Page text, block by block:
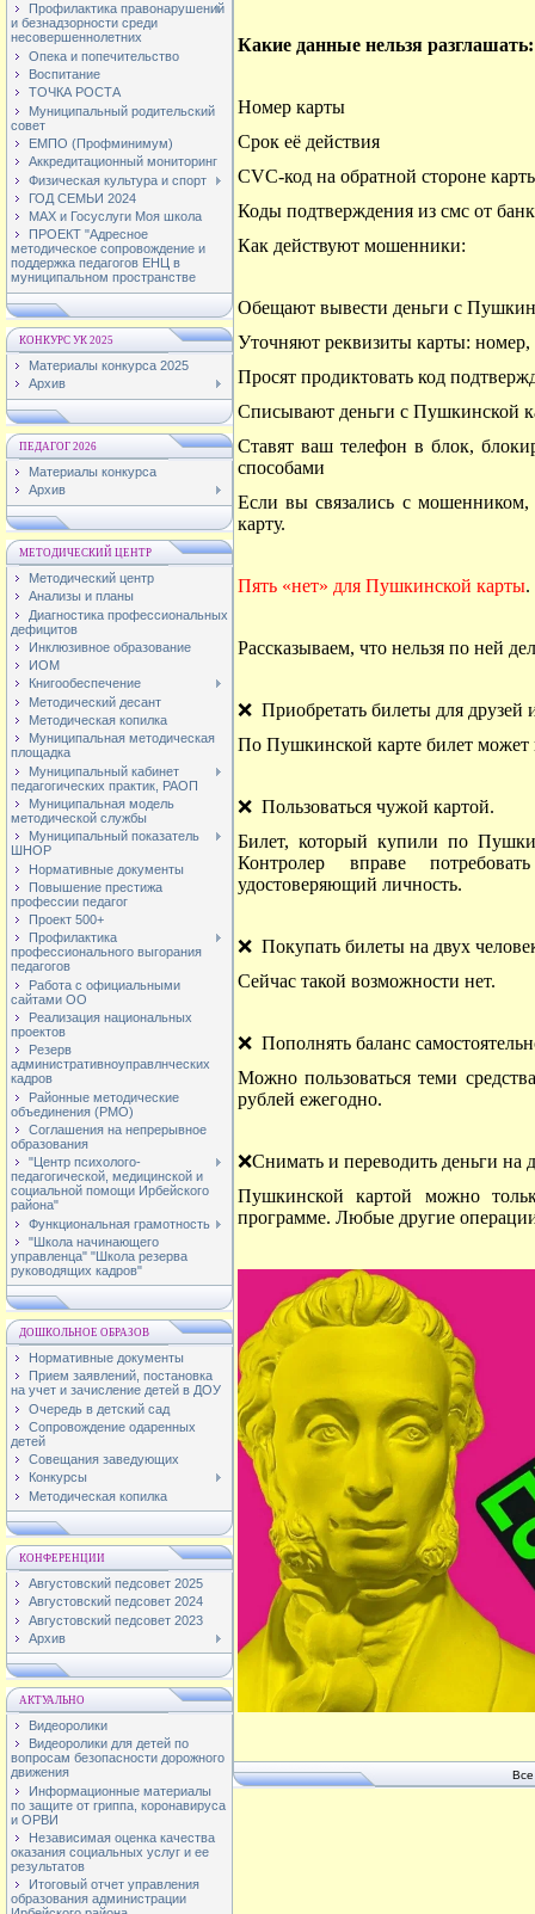
Профилактика правонарушений
и безнадзорности среди
несовершеннолетних
Опека и попечительство
Воспитание
ТОЧКА РОСТА
Муниципальный родительский
совет
ЕМПО (Профминимум)
Аккредитационный мониторинг
Физическая культура и спорт
ГОД СЕМЬИ 2024
МАХ и Госуслуги Моя школа
ПРОЕКТ "Адресное
методическое сопровождение и
поддержка педагогов ЕНЦ в
муниципальном пространстве
КОНКУРС УК 2025
Материалы конкурса 2025
Архив
ПЕДАГОГ 2026
Материалы конкурса
Архив
МЕТОДИЧЕСКИЙ ЦЕНТР
Методический центр
Анализы и планы
Диагностика профессиональных
дефицитов
Инклюзивное образование
ИОМ
Книгообеспечение
Методический десант
Методическая копилка
Муниципальная методическая
площадка
Муниципальный кабинет
педагогических практик, РАОП
Муниципальная модель
методической службы
Муниципальный показатель
ШНОР
Нормативные документы
Повышение престижа
профессии педагог
Проект 500+
Профилактика
профессионального выгорания
педагогов
Работа с официальными
сайтами ОО
Реализация национальных
проектов
Резерв
административноуправлнческих
кадров
Районные методические
объединения (РМО)
Соглашения на непрерывное
образования
"Центр психолого-
педагогической, медицинской и
социальной помощи Ирбейского
района"
Функциональная грамотность
"Школа начинающего
управленца" "Школа резерва
руководящих кадров"
ДОШКОЛЬНОЕ ОБРАЗОВ
Нормативные документы
Прием заявлений, постановка
на учет и зачисление детей в ДОУ
Очередь в детский сад
Сопровождение одаренных
детей
Совещания заведующих
Конкурсы
Методическая копилка
КОНФЕРЕНЦИИ
Августовский педсовет 2025
Августовский педсовет 2024
Августовский педсовет 2023
Архив
АКТУАЛЬНО
Видеоролики
Видеоролики для детей по
вопросам безопасности дорожного
движения
Информационные материалы
по защите от гриппа, коронавируса
и ОРВИ
Независимая оценка качества
оказания социальных услуг и ее
результатов
Итоговый отчет управления
образования администрации
Какие данные нельзя разглашать:
Номер карты
Срок её действия
CVС-код на обратной стороне
Коды подтверждения из смс от
Как действуют мошенники:
Обещают вывести деньги с
Уточняют реквизиты карты: номер,
Просят продиктовать код
Списывают деньги с Пушкинской
Ставят ваш телефон в блок,
способами
Если вы связались с мошенником,
карту.
Пять «нет» для Пушкинской карты.
Рассказываем, что нельзя по ней
❌ Приобретать билеты для друзей
По Пушкинской карте билет может
❌ Пользоваться чужой картой.
Билет, который купили по
Контролер вправе
удостоверяющий личность.
❌ Покупать билеты на двух
Сейчас такой возможности нет.
❌ Пополнять баланс
Можно пользоваться теми
рублей ежегодно.
❌Снимать и переводить деньги на
Пушкинской картой можно
программе. Любые другие